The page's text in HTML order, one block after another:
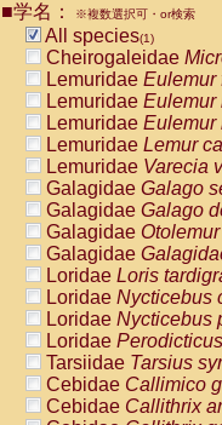
CebidaeCebus
CebidaeCebus
CebidaeSaimiri
CebidaeSaimiri
AtelidaeAlouatta
AtelidaeAlouatta
AtelidaeAlouatta
AtelidaeAlouatta
AtelidaeAteles
AtelidaeAteles
AtelidaeAteles
AtelidaeAtelesspp.
Atelidae Lagothrix
AtelidaeLagothrix
Pitheciidae
Pitheciidae
Pitheciidae
Pitheciidae
Pitheciidae
■学名： ※複数選択可・or検索
All species(1)
Cheirogaleidae
Lemuridae Eulemur
Lemuridae Eulemur
Lemuridae Eulemur
Lemuridae Lemur
Lemuridae Varecia
Galagidae Galago
Galagidae Galago
Galagidae
Galagidae
Loridae Loris
Loridae Nycticebus
Loridae Nycticebus
Loridae
Tarsiidae Tarsius
Cebidae Callimico
Cebidae Callithrix